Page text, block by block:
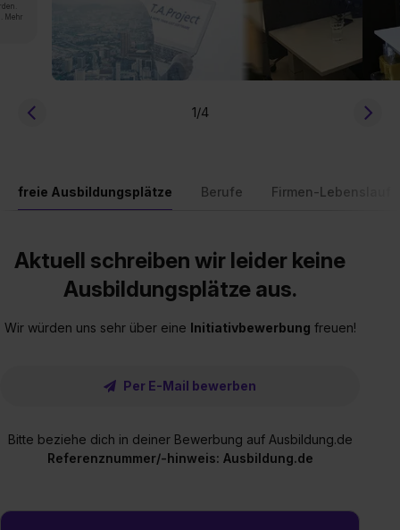
Mehr
1/4
freie Ausbildungsplätze Berufe Firmen-Lebenslauf
Aktuell schreiben wir leider keine
Ausbildungsplätze aus.
Wir würden uns sehr über eine Initiativbewerbung freuen!
Per E-Mail bewerben
Bitte beziehe dich in deiner Bewerbung auf Ausbildung.de
Referenznummer/-hinweis: Ausbildung.de